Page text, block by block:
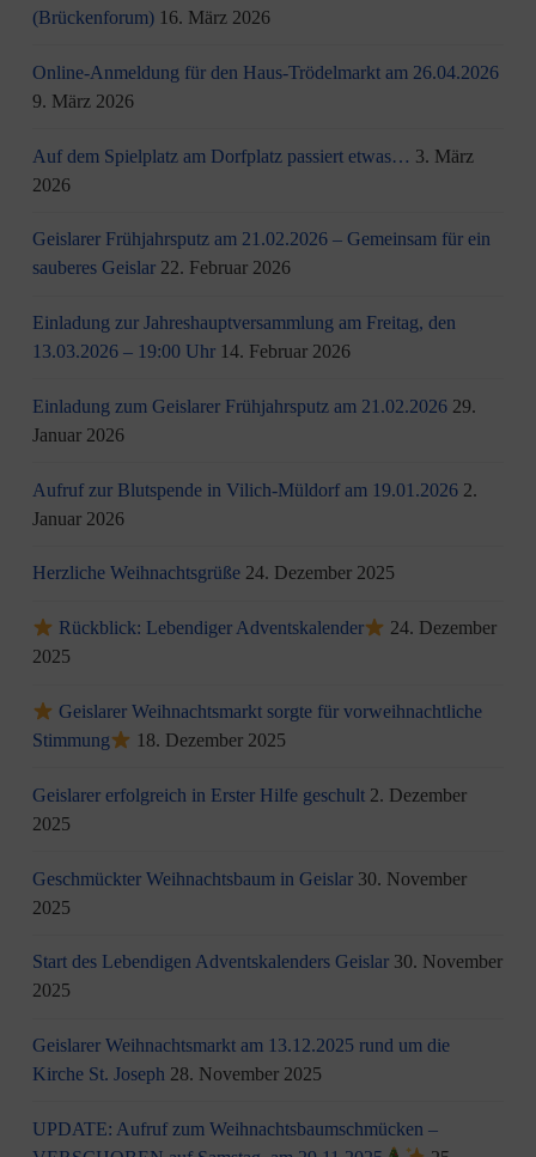
(Brückenforum) 16. März 2026
Online-Anmeldung für den Haus-Trödelmarkt am 26.04.2026
9. März 2026
Auf dem Spielplatz am Dorfplatz passiert etwas… 3. März
2026
Geislarer Frühjahrsputz am 21.02.2026 – Gemeinsam für ein
sauberes Geislar 22. Februar 2026
Einladung zur Jahreshauptversammlung am Freitag, den
13.03.2026 – 19:00 Uhr 14. Februar 2026
Einladung zum Geislarer Frühjahrsputz am 21.02.2026 29.
Januar 2026
Aufruf zur Blutspende in Vilich-Müldorf am 19.01.2026 2.
Januar 2026
Herzliche Weihnachtsgrüße 24. Dezember 2025
Rückblick: Lebendiger Adventskalender
24. Dezember
2025
Geislarer Weihnachtsmarkt sorgte für vorweihnachtliche
Stimmung
18. Dezember 2025
Geislarer erfolgreich in Erster Hilfe geschult 2. Dezember
2025
Geschmückter Weihnachtsbaum in Geislar 30. November
2025
Start des Lebendigen Adventskalenders Geislar 30. November
2025
Geislarer Weihnachtsmarkt am 13.12.2025 rund um die
Kirche St. Joseph 28. November 2025
UPDATE: Aufruf zum Weihnachtsbaumschmücken –